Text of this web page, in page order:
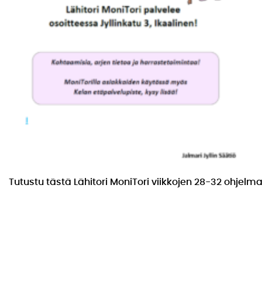
Tutustu tästä Lähitori MoniTori viikkojen 28-32